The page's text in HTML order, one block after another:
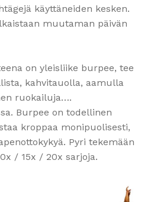
käyttäneiden kesken.
muutaman päivän
on yleisliike burpee, tee
kahvitauolla, aamulla
ruokailuja….
Burpee on todellinen
kroppaa monipuolisesti,
Pyri tekemään
/ 15x / 20x sarjoja.